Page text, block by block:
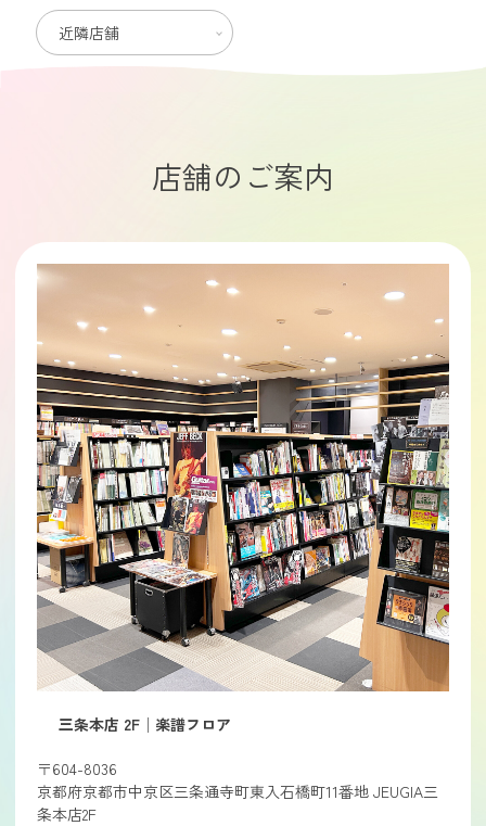
近隣店舗
店舗のご案内
三条本店 2F│楽譜フロア
〒604-8036
京都府京都市中京区三条通寺町東入石橋町11番地 JEUGIA三
条本店2F